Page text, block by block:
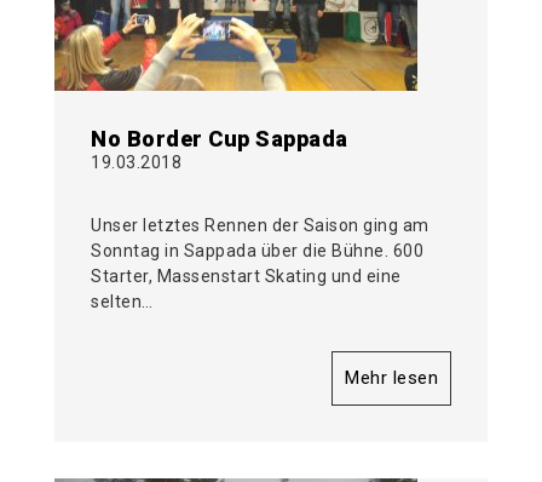
No Border Cup Sappada
19.03.2018
Unser letztes Rennen der Saison ging am
Sonntag in Sappada über die Bühne. 600
Starter, Massenstart Skating und eine
selten…
Mehr lesen